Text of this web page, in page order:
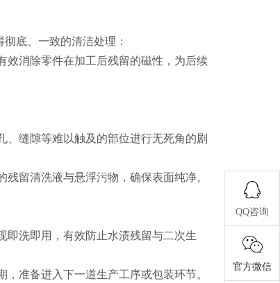
底、一致的清洁处理：
消除零件在加工后残留的磁性，为后续
缝隙等难以触及的部位进行无死角的剧
留清洗液与悬浮污物，确保表面纯净。
洗即用，有效防止水渍残留与二次生
准备进入下一道生产工序或包装环节。
QQ咨询
官方微信